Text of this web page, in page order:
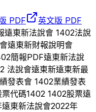
PDF
英文版 PDF
遠東新法說會 1402法說
遠東新財報說明會
簡報PDF遠東新法說
法說會遠東新遠東新最
發表會 1402業績發表
代碼1402 1402股票遠
遠東新法說會2022年